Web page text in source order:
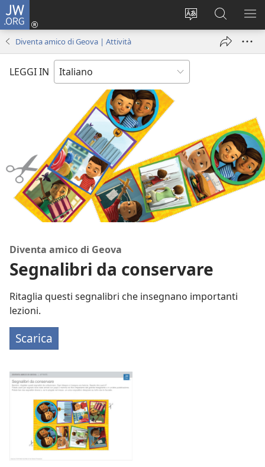
JW.ORG
Modificare
Accedi
(apre
finestra)
Cerca
in
JW.ORG
Diventa amico di Geova | Attività
LEGGI IN
Diventa amico di Geova
Segnalibri da conservare
Ritaglia questi segnalibri che insegnano importanti
lezioni.
Scarica